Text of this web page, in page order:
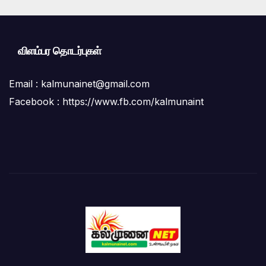
விளம்பர தொடர்புகள்
Email : kalmunainet@gmail.com
Facebook : https://www.fb.com/kalmunaint